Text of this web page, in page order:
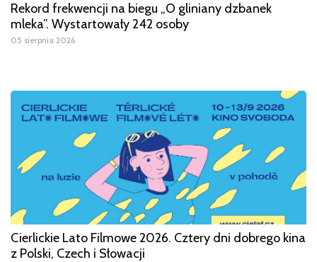
Rekord frekwencji na biegu „O gliniany dzbanek
mleka”. Wystartowały 242 osoby
05 sierpnia 2026
Cierlickie Lato Filmowe 2026. Cztery dni dobrego kina
z Polski, Czech i Słowacji